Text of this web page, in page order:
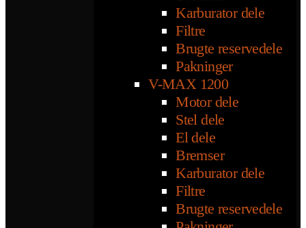
Karburator dele
Filtre
Brugte reservedele
Pakninger
V-MAX 1200
Motor dele
Stel dele
El dele
Bremser
Karburator dele
Filtre
Brugte reservedele